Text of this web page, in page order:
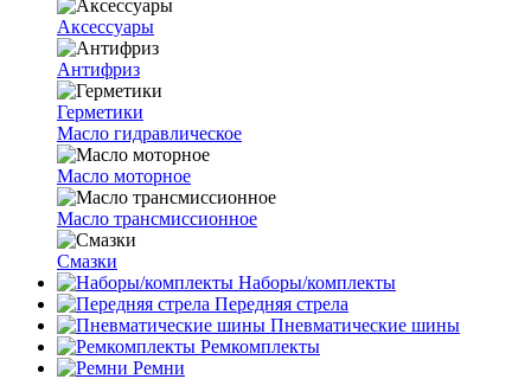
Аксессуары
Антифриз
Герметики
Масло гидравлическое
Масло моторное
Масло трансмиссионное
Смазки
Наборы/комплекты
Передняя стрела
Пневматические шины
Ремкомплекты
Ремни